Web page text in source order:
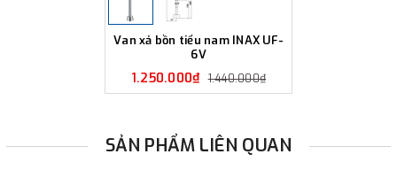
Van xả bồn tiểu nam INAX UF-
6V
1.250.000₫ 1.440.000₫
SẢN PHẨM LIÊN QUAN